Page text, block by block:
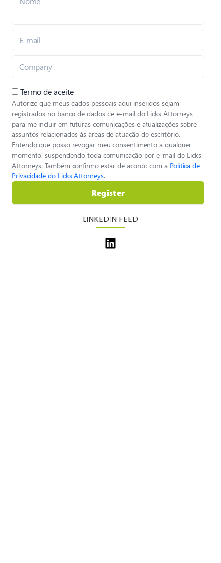
Termo de aceite
Autorizo que meus dados pessoais aqui inseridos sejam
registrados no banco de dados de e-mail do Licks Attorneys
para me incluir em futuras comunicações e atualizações sobre
assuntos relacionados às áreas de atuação do escritório.
Entendo que posso revogar meu consentimento a qualquer
momento, suspendendo toda comunicação por e-mail do Licks
Attorneys. Também confirmo estar de acordo com a Política de
Privacidade do Licks Attorneys.
Register
LINKEDIN FEED